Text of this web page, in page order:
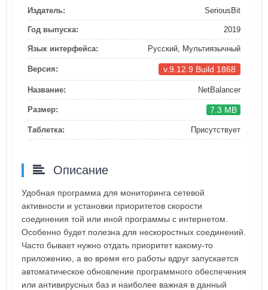
Издатель: SeriousBit
Год выпуска: 2019
Язык интерфейса: Русский, Мультиязычный
Версия: v.9.12.9 Build 1868
Название: NetBalancer
Размер: 7.3 MB
Таблетка: Присутствует
Описание
Удобная программа для мониторинга сетевой
активности и установки приоритетов скорости
соединения той или иной программы с интернетом.
Особенно будет полезна для нескоростных соединений.
Часто бывает нужно отдать приоритет какому-то
приложению, а во время его работы вдруг запускается
автоматическое обновление программного обеспечения
или антивирусных баз и наиболее важная в данный